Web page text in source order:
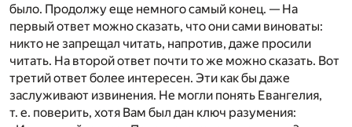
было. Продолжу еще немного самый конец. — На
первый ответ можно сказать, что они сами виноваты:
никто не запрещал читать, напротив, даже просили
читать. На второй ответ почти то же можно сказать. Вот
третий ответ более интересен. Эти как бы даже
заслуживают извинения. Не могли понять Евангелия,
т. е. поверить, хотя Вам был дан ключ разумения: